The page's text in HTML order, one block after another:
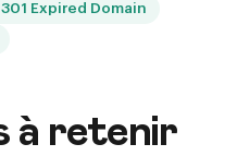
301 Expired Domain
à retenir